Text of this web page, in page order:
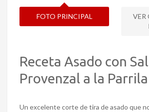
FOTO PRINCIPAL
VER
Receta Asado con
Provenzal a la Parrila
Un excelente corte de tira de asado que